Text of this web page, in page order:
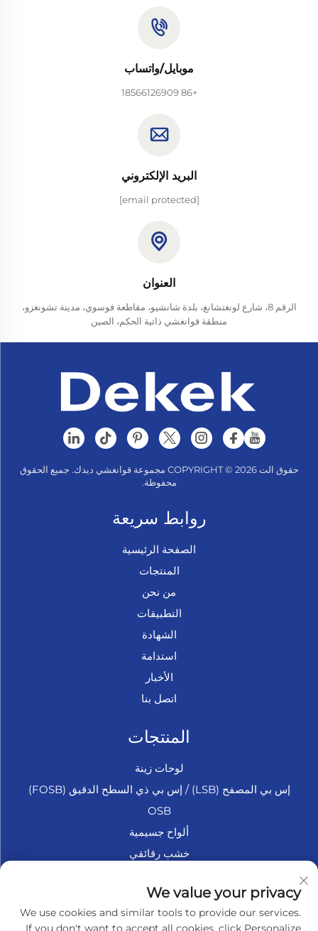
موبايل/واتساب
+86 18566126909
البريد الإلكتروني
[email protected]
العنوان
الرقم 8، شارع لونغتشانغ، بلدة شانشيو، مقاطعة فوسوي، مدينة تشونغزو،
منطقة قوانغشي ذاتية الحكم، الصين
حقوق الت COPYRIGHT © 2026 مجموعة قوانغشي ديدك. جميع الحقوق
محفوظة.
روابط سريعة
الصفحة الرئيسية
المنتجات
من نحن
التطبيقات
الشهادة
استدامة
الأخبار
اتصل بنا
المنتجات
لوحات زينة
إس بي المصفح (LSB) / إس بي ذي السطح الدقيق (FOSB)
OSB
ألواح جسيمية
خشب رقائقي
فايبر بورد
إكسسوارات
We value your privacy
We use cookies and similar tools to provide our services.
If you don't want to accept all cookies, click Personalize